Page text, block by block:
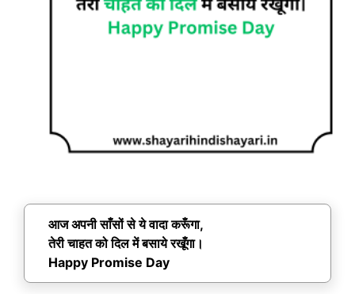
आज अपनी साँसों से ये वादा करूँगा,
तेरी चाहत को दिल में बसाये रखूँगा।
Happy Promise Day